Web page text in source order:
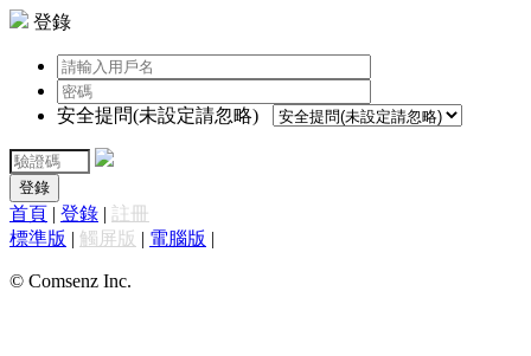
登錄
安全提問(未設定請忽略)
登錄
首頁 | 登錄 | 註冊
標準版 | 觸屏版 | 電腦版 |
© Comsenz Inc.